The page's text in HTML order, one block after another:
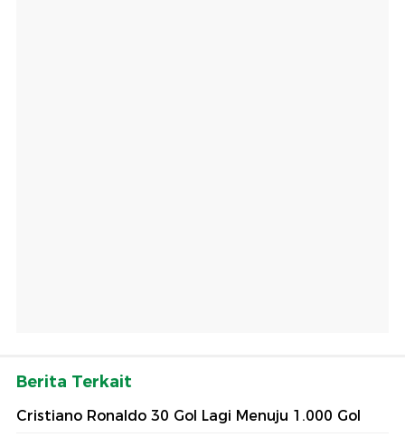
Berita Terkait
Cristiano Ronaldo 30 Gol Lagi Menuju 1.000 Gol